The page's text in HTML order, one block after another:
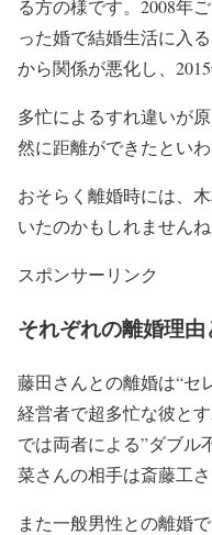
る方の様です。2008年
った婚で結婚生活に入る
から関係が悪化し、
多忙によるすれ違いが原
然に距離ができたとい
おそらく離婚時には、
いたのかもしれませんね
スポンサーリンク
それぞれの離婚理
藤田さんとの離婚は“セ
経営者で超多忙な彼と
では両者による”ダブル
菜さんの相手は斎藤工
また一般男性との離婚